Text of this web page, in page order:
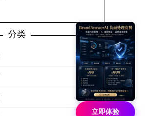
分类
立即体验